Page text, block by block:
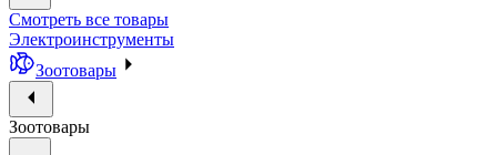
Смотреть все товары
Электроинструменты
Зоотовары
Зоотовары